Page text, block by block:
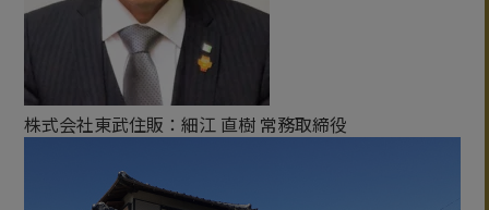
株式会社東武住販：細江 直樹 常務取締役